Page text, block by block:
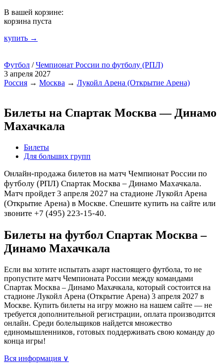
В вашей корзине:
корзина пуста
купить →
Футбол /Чемпионат России по футболу (РПЛ)
3 апреля 2027
Россия → Москва → Лукойл Арена (Открытие Арена)
Билеты на Спартак Москва — Динамо
Махачкала
Билеты
Для больших групп
Онлайн-продажа билетов на матч Чемпионат России по
футболу (РПЛ) Спартак Москва – Динамо Махачкала.
Матч пройдет 3 апреля 2027 на стадионе Лукойл Арена
(Открытие Арена) в Москве. Спешите купить на сайте или
звоните +7 (495) 223-15-40.
Билеты на футбол Спартак Москва –
Динамо Махачкала
Если вы хотите испытать азарт настоящего футбола, то не
пропустите матч Чемпионата России между командами
Спартак Москва – Динамо Махачкала, который состоится на
стадионе Лукойл Арена (Открытие Арена) 3 апреля 2027 в
Москве. Купить билеты на игру можно на нашем сайте — не
требуется дополнительной регистрации, оплата производится
онлайн. Среди болельщиков найдется множество
единомышленников, готовых поддерживать свою команду до
конца игры!
Вся информация ∨